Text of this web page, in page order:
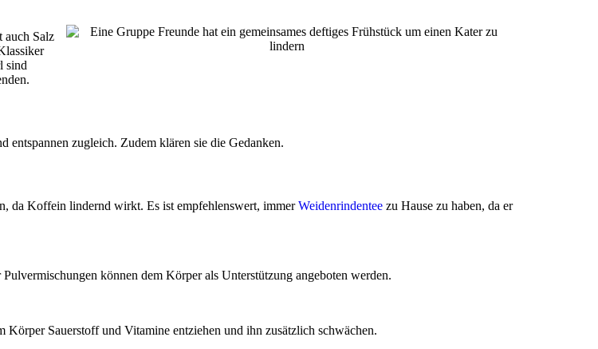
auch Salz
sind
zugleich. Zudem klären sie die Gedanken.
da Koffein lindernd wirkt. Es ist empfehlenswert, immerWeidenrindentee zu Hause zu haben, da er
können dem Körper als Unterstützung angeboten werden.
Sauerstoff und Vitamine entziehen und ihn zusätzlich schwächen.